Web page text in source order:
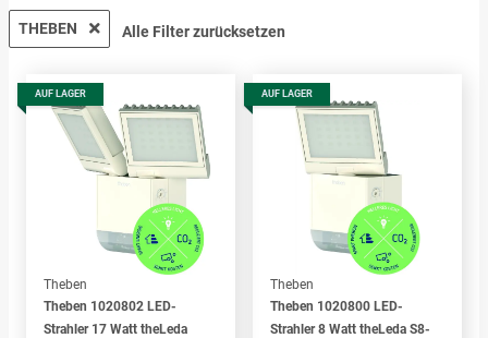
THEBEN Alle Filter zurücksetzen
AUF LAGER
Theben
Theben 1020802 LED-
Strahler 17 Watt theLeda
AUF LAGER
Theben
Theben 1020800 LED-
Strahler 8 Watt theLeda S8-